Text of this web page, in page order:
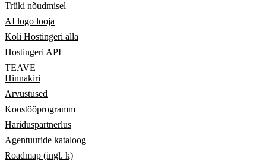
Trüki nõudmisel
AI logo looja
Koli Hostingeri alla
Hostingeri API
TEAVE
Hinnakiri
Arvustused
Koostööprogramm
Hariduspartnerlus
Agentuuride kataloog
Roadmap (ingl. k)